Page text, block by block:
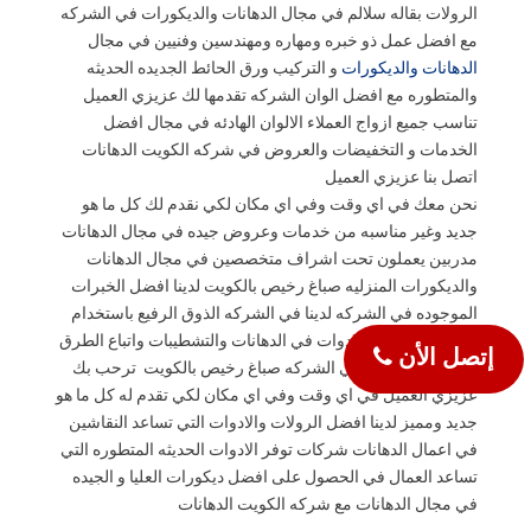
الرولات بقاله سلالم في مجال الدهانات والديكورات في الشركه
مع افضل عمل ذو خبره ومهاره ومهندسين وفنيين في مجال
الدهانات والديكورات و التركيب ورق الحائط الجديده الحديثه
والمتطوره مع افضل الوان الشركه تقدمها لك عزيزي العميل
تناسب جميع ازواج العملاء الالوان الهادئه في مجال افضل
الخدمات و التخفيضات والعروض في شركه الكويت الدهانات
اتصل بنا عزيزي العميل
نحن معك في اي وقت وفي اي مكان لكي نقدم لك كل ما هو
جديد وغير مناسبه من خدمات وعروض جيده في مجال الدهانات
مدربين يعملون تحت اشراف متخصصين في مجال الدهانات
والديكورات المنزليه صباغ رخيص بالكويت لدينا افضل الخبرات
الموجوده في الشركه لدينا في الشركه الذوق الرفيع باستخدام
افضل المعدات والادوات في الدهانات والتشطيبات واتباع الطرق
الحديثه المتطوره في الشركه صباغ رخيص بالكويت ترحب بك
عزيزي العميل في اي وقت وفي اي مكان لكي تقدم له كل ما هو
جديد ومميز لدينا افضل الرولات والادوات التي تساعد النقاشين
في اعمال الدهانات شركات توفر الادوات الحديثه المتطوره التي
تساعد العمال في الحصول على افضل ديكورات العليا و الجيده
في مجال الدهانات مع شركه الكويت الدهانات
إتصل الأن